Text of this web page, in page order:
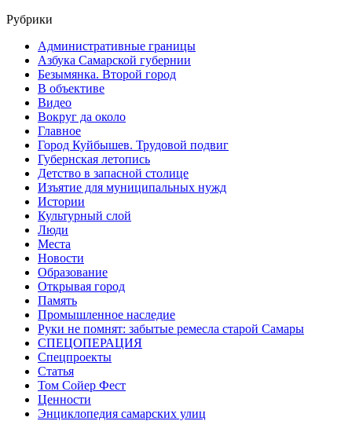
Рубрики
Административные границы
Азбука Самарской губернии
Безымянка. Второй город
В объективе
Видео
Вокруг да около
Главное
Город Куйбышев. Трудовой подвиг
Губернская летопись
Детство в запасной столице
Изъятие для муниципальных нужд
Истории
Культурный слой
Люди
Места
Новости
Образование
Открывая город
Память
Промышленное наследие
Руки не помнят: забытые ремесла старой Самары
СПЕЦОПЕРАЦИЯ
Спецпроекты
Статья
Том Сойер Фест
Ценности
Энциклопедия самарских улиц